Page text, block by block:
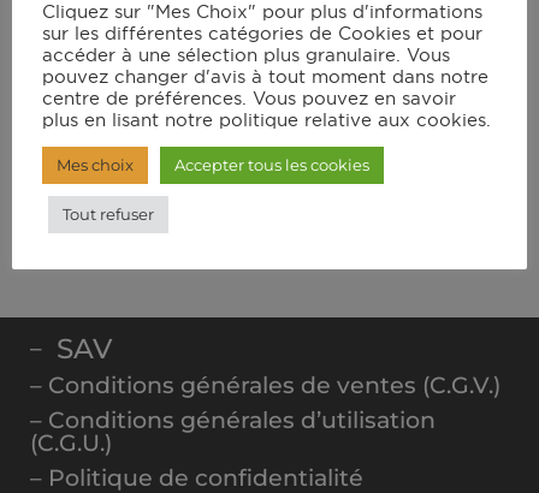
– SAV
– Conditions générales de ventes (C.G.V.)
– Conditions générales d’utilisation
(C.G.U.)
– Politique de confidentialité
Cliquez sur "Mes Choix" pour plus d'informations
sur les différentes catégories de Cookies et pour
accéder à une sélection plus granulaire. Vous
pouvez changer d'avis à tout moment dans notre
centre de préférences. Vous pouvez en savoir
plus en lisant notre politique relative aux cookies.
Mes choix Accepter tous les cookies
Tout refuser